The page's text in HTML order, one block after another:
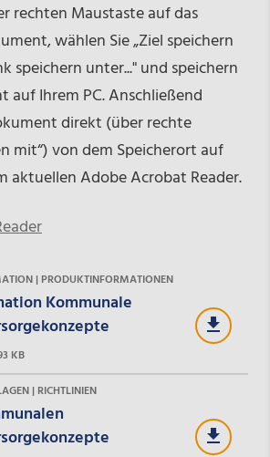
rechten Maustaste auf das
wählen Sie „Ziel speichern
speichern unter..." und speichern
auf Ihrem PC. Anschließend
direkt (über rechte
mit“) von dem Speicherort auf
aktuellen Adobe Acrobat Reader.
| PRODUKTINFORMATIONEN
Kommunale
KB
| RICHTLINIEN